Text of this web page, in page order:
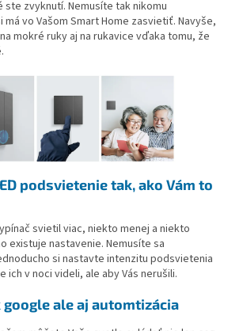
ste zvyknutí. Nemusíte tak nikomu
vo Vašom Smart Home zasvietiť. Navyše,
mokré ruky aj na rukavice vďaka tomu, že
podsvietenie tak, ako Vám to
svietil viac, niekto menej a niekto
existuje nastavenie. Nemusíte sa
si nastavte intenzitu podsvietenia
ich v noci videli, ale aby Vás nerušili.
google ale aj automtizácia